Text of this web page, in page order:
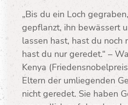
„Bis du ein Loch
gepflanzt, ihn bewässert
lassen hast, hast du noch
hast du nur geredet.“ –
Kenya
Eltern der umliegenden
nicht geredet. Sie haben